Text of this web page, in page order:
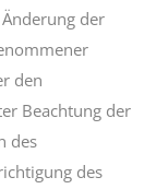
der
den
Beachtung der
des
des